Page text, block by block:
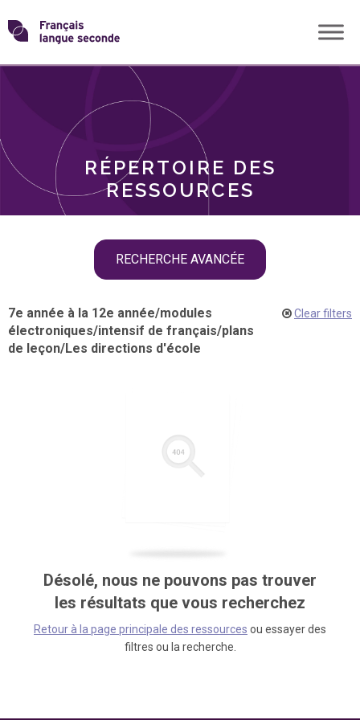
Skip
toTransformons
langue
RÉPERTOIRE DES
RESSOURCES
RECHERCHE AVANCÉE
THÈMES
7e année à la 12e année/modules
électroniques/intensif de français/plans
de leçon/Les directions d'école
Clear filters
Désolé, nous ne pouvons pas trouver
les résultats que vous recherchez
Retour à la page principale des ressources ou essayer des
filtres ou la recherche.